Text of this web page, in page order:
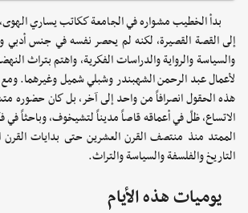
بدأ الخطيب مشواره في الجامعة ككاتب يساري
إلى القصة القصيرة، لكنه لم يحصر نفسه في جنس أدبي
والسياسة والرواية والدراسات الفكرية، واهتم بتراث
لأعمال عبد الرحمن الشهبندر وشبلي شميل وغيرهما. ومع
هذه الحقول انصرافاً من واحد إلى آخر، بل كان حضوره
الاتساع، ظلّ في أعماقه قاصاً مديناً لتشيخوف، وباحثاً في
الممتد منذ منتصف القرن العشرين حتى بدايات القرن
التاريخ والفلسفة والسياسة والتراث.
يوميات هذه الأيام